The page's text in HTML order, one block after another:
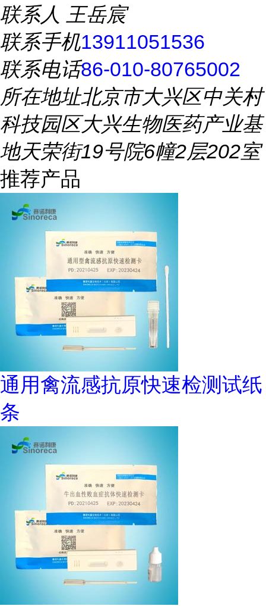
联系人 王岳宸
联系手机13911051536
联系电话86-010-80765002
所在地址北京市大兴区中关村
科技园区大兴生物医药产业基
地天荣街19号院6幢2层202室
推荐产品
通用禽流感抗原快速检测试纸
条